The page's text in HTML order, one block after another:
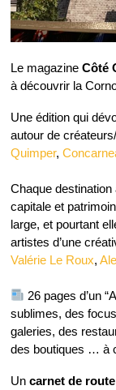
Le magazine Côté
à découvrir la
Une édition qui
autour de
Quimper,
Chaque
capitale et
large, et pourtant
artistes d’une
Valérie Le Roux,
26 pages d’un
sublimes, des
galeries, des
des boutiques … à
Un carnet de route